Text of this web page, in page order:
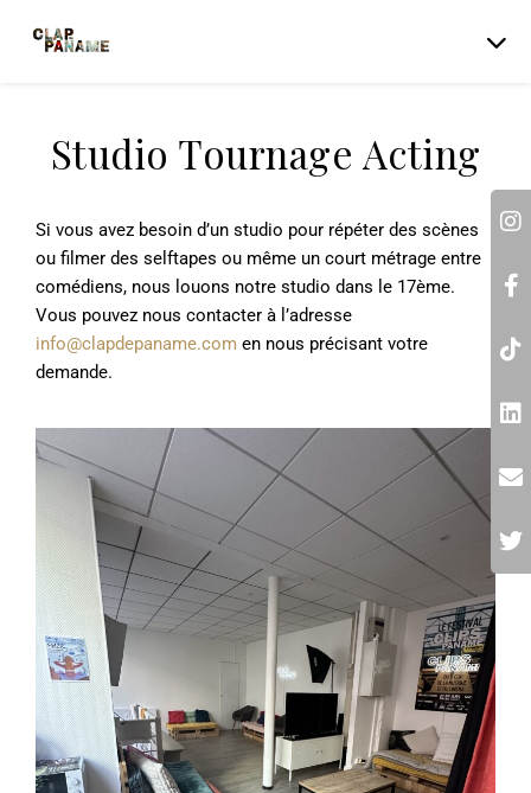
Studio Tournage Acting
Si vous avez besoin d’un studio pour répéter des scènes
ou filmer des selftapes ou même un court métrage entre
comédiens, nous louons notre studio dans le 17ème.
Vous pouvez nous contacter à l’adresse
info@clapdepaname.com en nous précisant votre
demande.